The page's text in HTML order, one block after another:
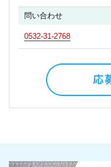
問い合わせ
0532-31-2768